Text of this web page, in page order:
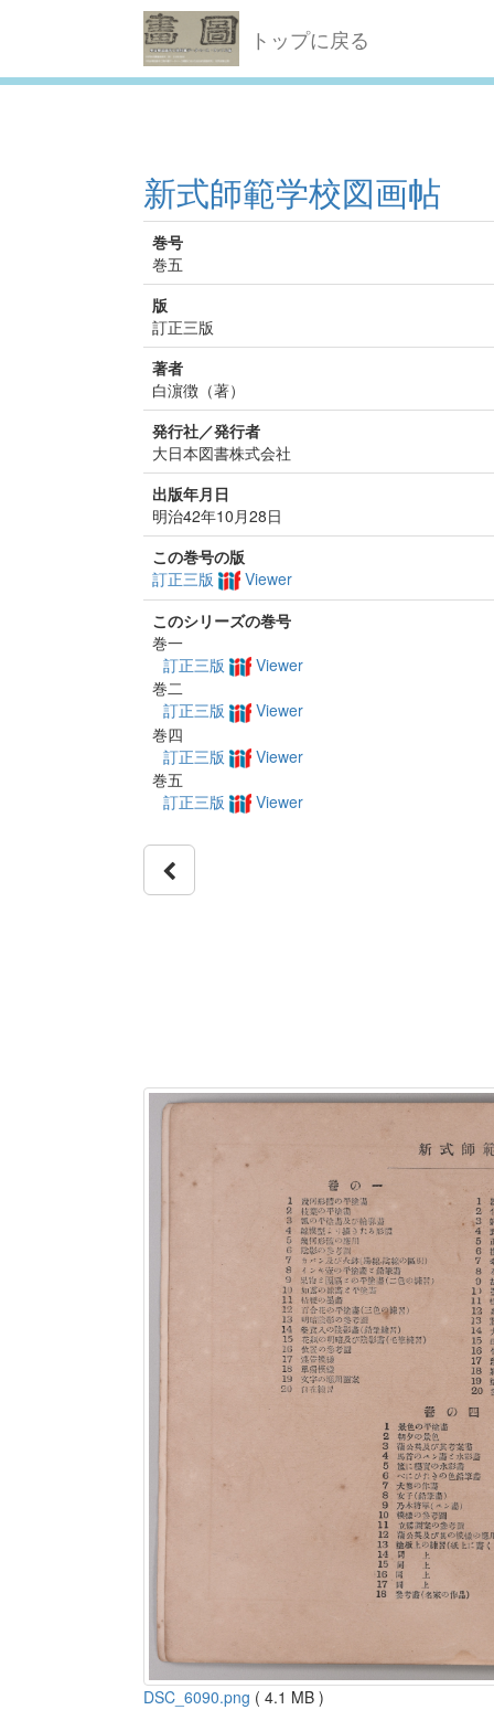
トップに戻る
新式師範学校図画帖
巻号
巻五
版
訂正三版
著者
白濵徴（著）
発行社／発行者
大日本図書株式会社
出版年月日
明治42年10月28日
この巻号の版
訂正三版
Viewer
このシリーズの巻号
巻一
訂正三版
Viewer
巻二
訂正三版
Viewer
巻四
訂正三版
Viewer
巻五
訂正三版
Viewer
DSC_6090.png ( 4.1 MB )